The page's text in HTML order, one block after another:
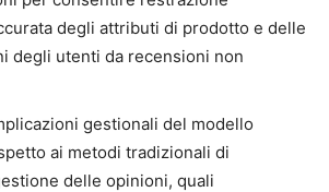
degli attributi di prodotto e delle
degli utenti da recensioni non
gestionali del modello
ai metodi tradizionali di
delle opinioni, quali